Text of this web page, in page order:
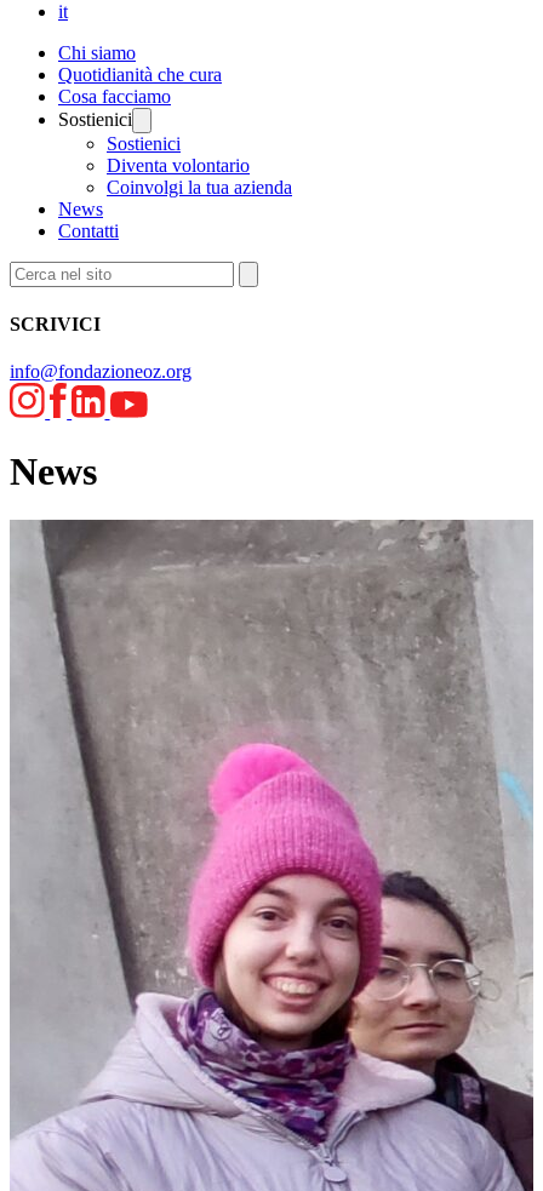
it
Chi siamo
Quotidianità che cura
Cosa facciamo
Sostienici
Sostienici
Diventa volontario
Coinvolgi la tua azienda
News
Contatti
SCRIVICI
info@fondazioneoz.org
News